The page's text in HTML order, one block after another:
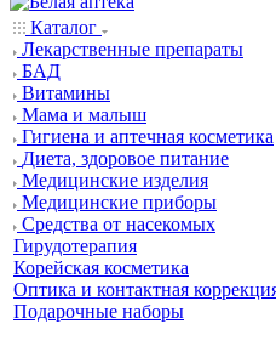
Каталог
Лекарственные препараты
БАД
Витамины
Мама и малыш
Гигиена и аптечная косметика
Диета, здоровое питание
Медицинские изделия
Медицинские приборы
Средства от насекомых
Гирудотерапия
Корейская косметика
Оптика и контактная
Подарочные наборы